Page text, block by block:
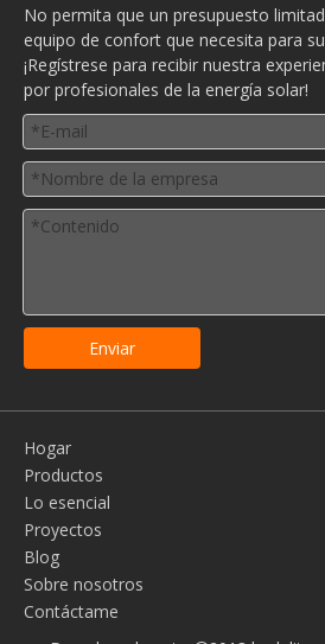
No permita que un presupuesto
equipo de confort que necesita para
¡Regístrese para recibir nuestra
por profesionales de la energía solar!
Enviar
Hogar
Productos
Lo esencial
Proyectos
Blog
Sobre nosotros
Contáctame